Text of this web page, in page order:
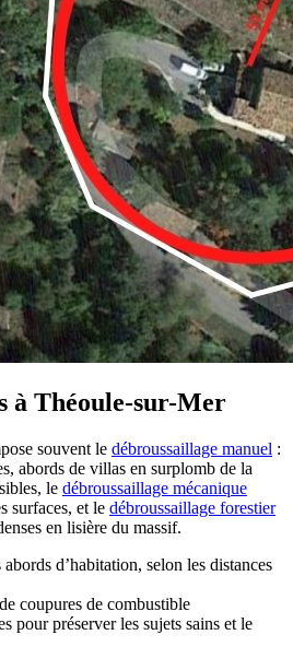
à Théoule-sur-Mer
souvent le débroussaillage manuel :
abords de villas en surplomb de la
le débroussaillage mécanique
surfaces, et le débroussaillage forestier
en lisière du massif.
d’habitation, selon les distances
coupures de combustible
pour préserver les sujets sains et le